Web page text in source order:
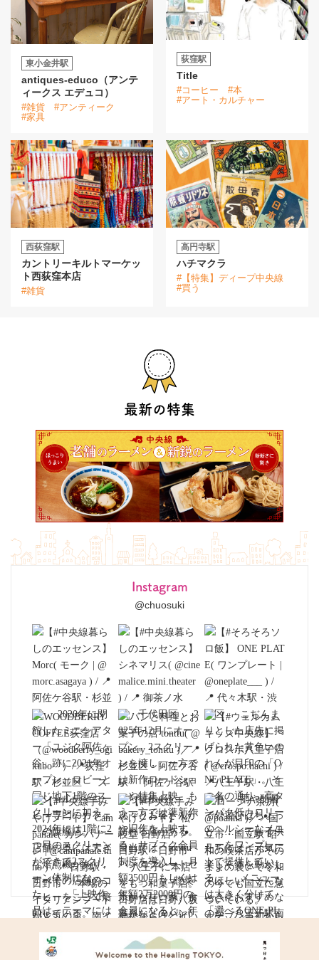
最新の特集
Instagram
@chuosuki
東小金井駅
antiques-educo（アンテ
ィークス エデュコ）
#雑貨
#アンティーク
#家具
荻窪駅
Title
#コーヒー
#本
#アート・カルチャー
西荻窪駅
カントリーキルトマーケッ
ト西荻窪本店
#雑貨
高円寺駅
ハチマクラ
#【特集】ディープ中央線
#買う